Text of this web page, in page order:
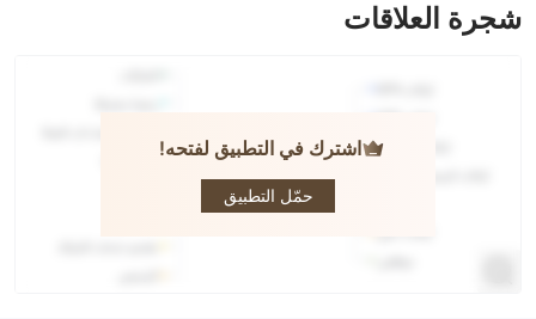
شجرة العلاقات
اشترك في التطبيق لفتحه!
حمّل التطبيق